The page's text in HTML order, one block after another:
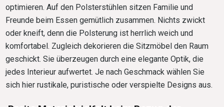
optimieren. Auf den Polsterstühlen sitzen Familie und
Freunde beim Essen gemütlich zusammen. Nichts zwickt
oder kneift, denn die Polsterung ist herrlich weich und
komfortabel. Zugleich dekorieren die Sitzmöbel den Raum
geschickt. Sie überzeugen durch eine elegante Optik, die
jedes Interieur aufwertet. Je nach Geschmack wählen Sie
sich hier rustikale, puristische oder verspielte Designs aus.